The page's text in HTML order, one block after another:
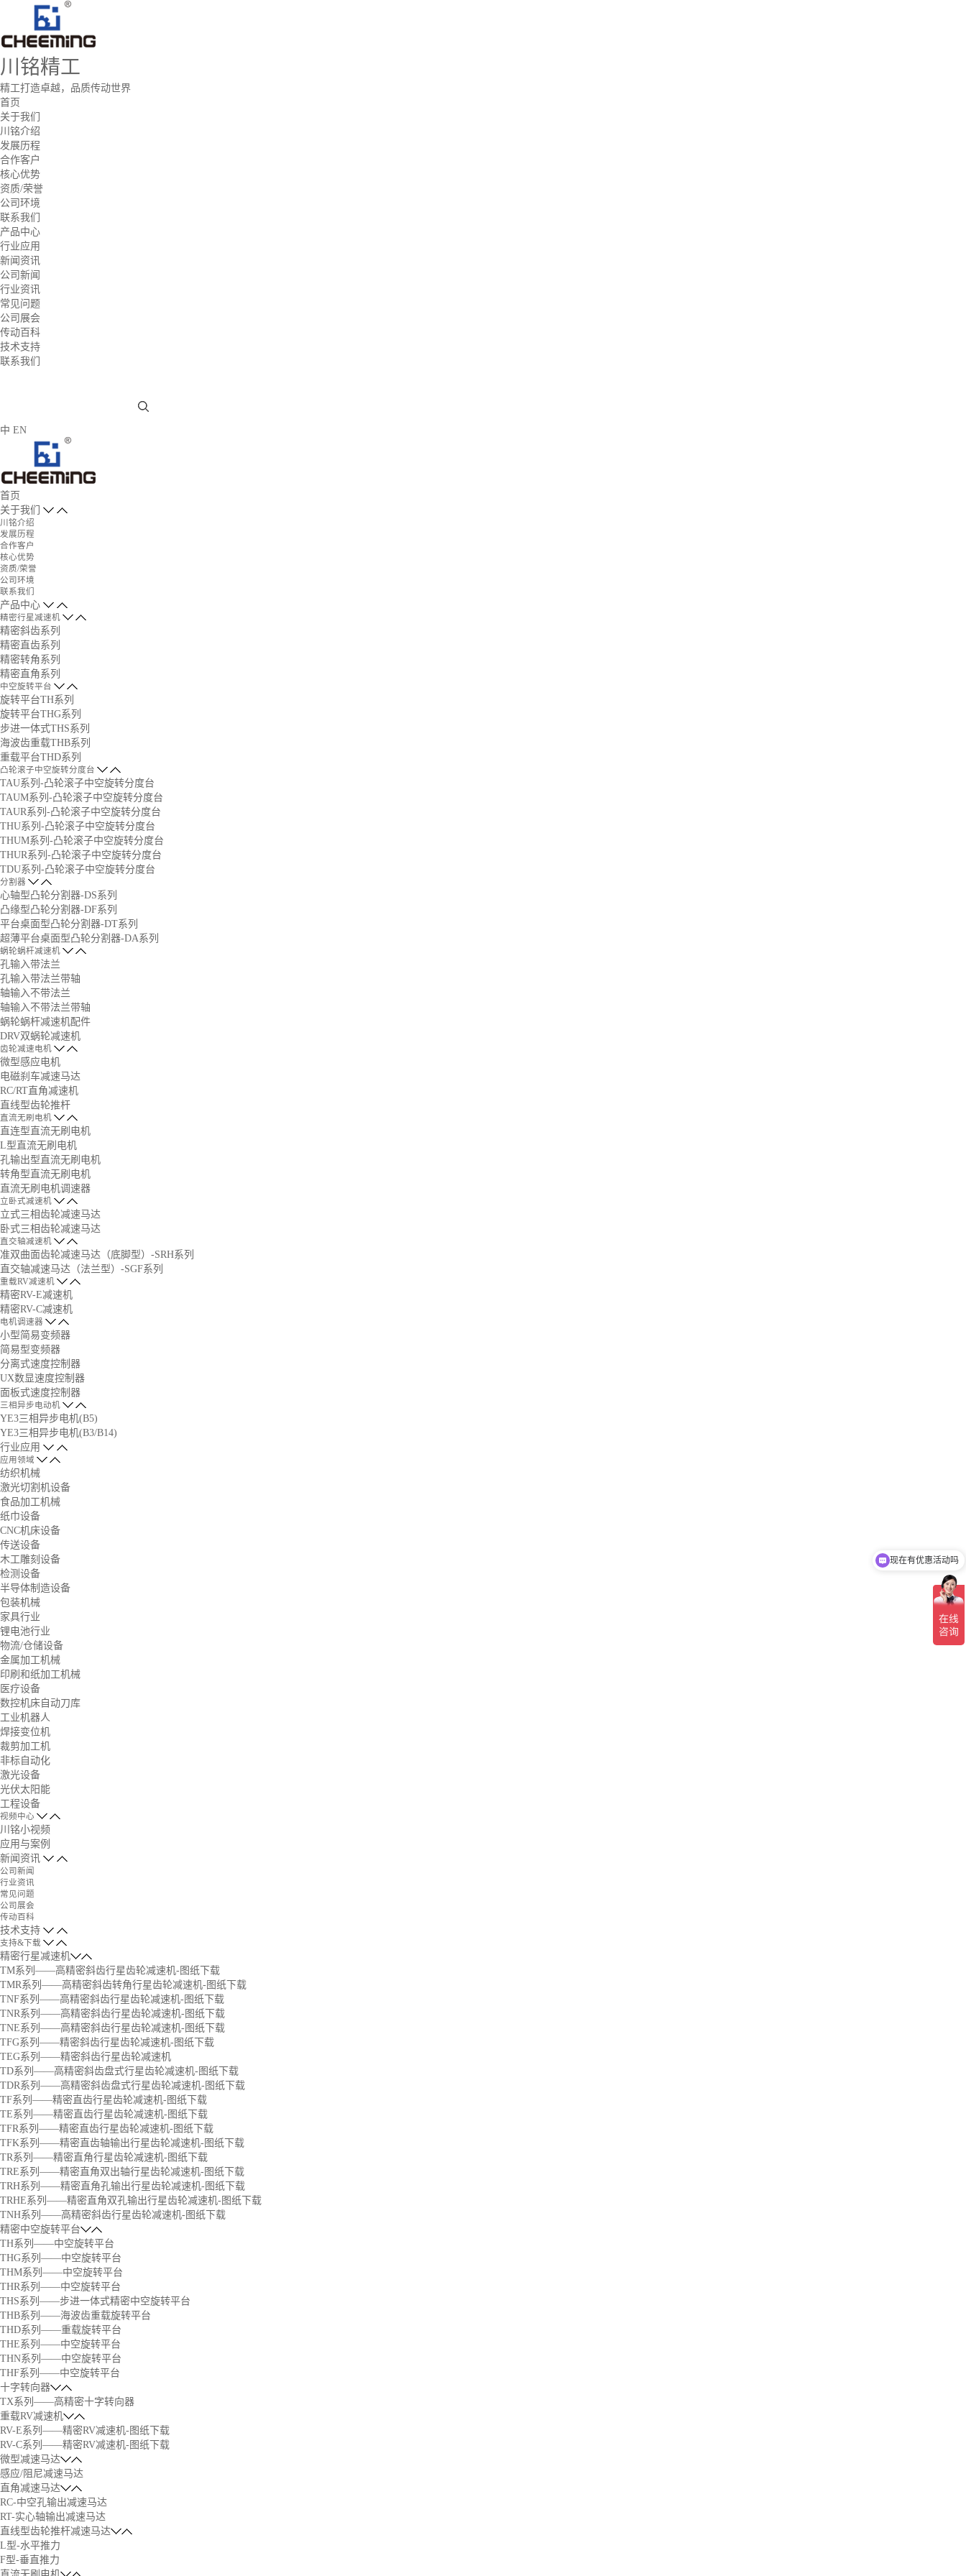
川铭精工
精工打造卓越，品质传动世界
首页
关于我们
川铭介绍
发展历程
合作客户
核心优势
资质/荣誉
公司环境
联系我们
产品中心
行业应用
新闻资讯
公司新闻
行业资讯
常见问题
公司展会
传动百科
技术支持
联系我们
中 EN
首页
关于我们
川铭介绍
发展历程
合作客户
核心优势
资质/荣誉
公司环境
联系我们
产品中心
精密行星减速机
精密斜齿系列
精密直齿系列
精密转角系列
精密直角系列
中空旋转平台
旋转平台TH系列
旋转平台THG系列
步进一体式THS系列
海波齿重载THB系列
重载平台THD系列
凸轮滚子中空旋转分度台
TAU系列-凸轮滚子中空旋转分度台
TAUM系列-凸轮滚子中空旋转分度台
TAUR系列-凸轮滚子中空旋转分度台
THU系列-凸轮滚子中空旋转分度台
THUM系列-凸轮滚子中空旋转分度台
THUR系列-凸轮滚子中空旋转分度台
TDU系列-凸轮滚子中空旋转分度台
分割器
心轴型凸轮分割器-DS系列
凸缘型凸轮分割器-DF系列
平台桌面型凸轮分割器-DT系列
超薄平台桌面型凸轮分割器-DA系列
蜗轮蜗杆减速机
孔输入带法兰
孔输入带法兰带轴
轴输入不带法兰
轴输入不带法兰带轴
蜗轮蜗杆减速机配件
DRV双蜗轮减速机
齿轮减速电机
微型感应电机
电磁刹车减速马达
RC/RT直角减速机
直线型齿轮推杆
直流无刷电机
直连型直流无刷电机
L型直流无刷电机
孔输出型直流无刷电机
转角型直流无刷电机
直流无刷电机调速器
立卧式减速机
立式三相齿轮减速马达
卧式三相齿轮减速马达
直交轴减速机
准双曲面齿轮减速马达（底脚型）-SRH系列
直交轴减速马达（法兰型）-SGF系列
重载RV减速机
精密RV-E减速机
精密RV-C减速机
电机调速器
小型简易变频器
简易型变频器
分离式速度控制器
UX数显速度控制器
面板式速度控制器
三相异步电动机
YE3三相异步电机(B5)
YE3三相异步电机(B3/B14)
行业应用
应用领域
纺织机械
激光切割机设备
食品加工机械
纸巾设备
CNC机床设备
传送设备
木工雕刻设备
检测设备
半导体制造设备
包装机械
家具行业
锂电池行业
物流/仓储设备
金属加工机械
印刷和纸加工机械
医疗设备
数控机床自动刀库
工业机器人
焊接变位机
裁剪加工机
非标自动化
激光设备
光伏太阳能
工程设备
视频中心
川铭小视频
应用与案例
新闻资讯
公司新闻
行业资讯
常见问题
公司展会
传动百科
技术支持
支持&下载
精密行星减速机
TM系列——高精密斜齿行星齿轮减速机-图纸下载
TMR系列——高精密斜齿转角行星齿轮减速机-图纸下载
TNF系列——高精密斜齿行星齿轮减速机-图纸下载
TNR系列——高精密斜齿行星齿轮减速机-图纸下载
TNE系列——高精密斜齿行星齿轮减速机-图纸下载
TFG系列——精密斜齿行星齿轮减速机-图纸下载
TEG系列——精密斜齿行星齿轮减速机
TD系列——高精密斜齿盘式行星齿轮减速机-图纸下载
TDR系列——高精密斜齿盘式行星齿轮减速机-图纸下载
TF系列——精密直齿行星齿轮减速机-图纸下载
TE系列——精密直齿行星齿轮减速机-图纸下载
TFR系列——精密直齿行星齿轮减速机-图纸下载
TFK系列——精密直齿轴输出行星齿轮减速机-图纸下载
TR系列——精密直角行星齿轮减速机-图纸下载
TRE系列——精密直角双出轴行星齿轮减速机-图纸下载
TRH系列——精密直角孔输出行星齿轮减速机-图纸下载
TRHE系列——精密直角双孔输出行星齿轮减速机-图纸下载
TNH系列——高精密斜齿行星齿轮减速机-图纸下载
精密中空旋转平台
TH系列——中空旋转平台
THG系列——中空旋转平台
THM系列——中空旋转平台
THR系列——中空旋转平台
THS系列——步进一体式精密中空旋转平台
THB系列——海波齿重载旋转平台
THD系列——重载旋转平台
THE系列——中空旋转平台
THN系列——中空旋转平台
THF系列——中空旋转平台
十字转向器
TX系列——高精密十字转向器
重载RV减速机
RV-E系列——精密RV减速机-图纸下载
RV-C系列——精密RV减速机-图纸下载
微型减速马达
感应/阻尼减速马达
直角减速马达
RC-中空孔输出减速马达
RT-实心轴输出减速马达
直线型齿轮推杆减速马达
L型-水平推力
F型-垂直推力
可以介绍下你们的产品么